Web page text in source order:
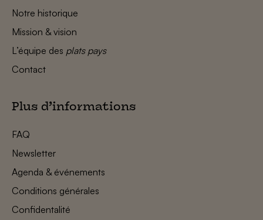
Notre historique
Mission & vision
L’équipe des plats pays
Contact
Plus d’informations
FAQ
Newsletter
Agenda & événements
Conditions générales
Confidentalité